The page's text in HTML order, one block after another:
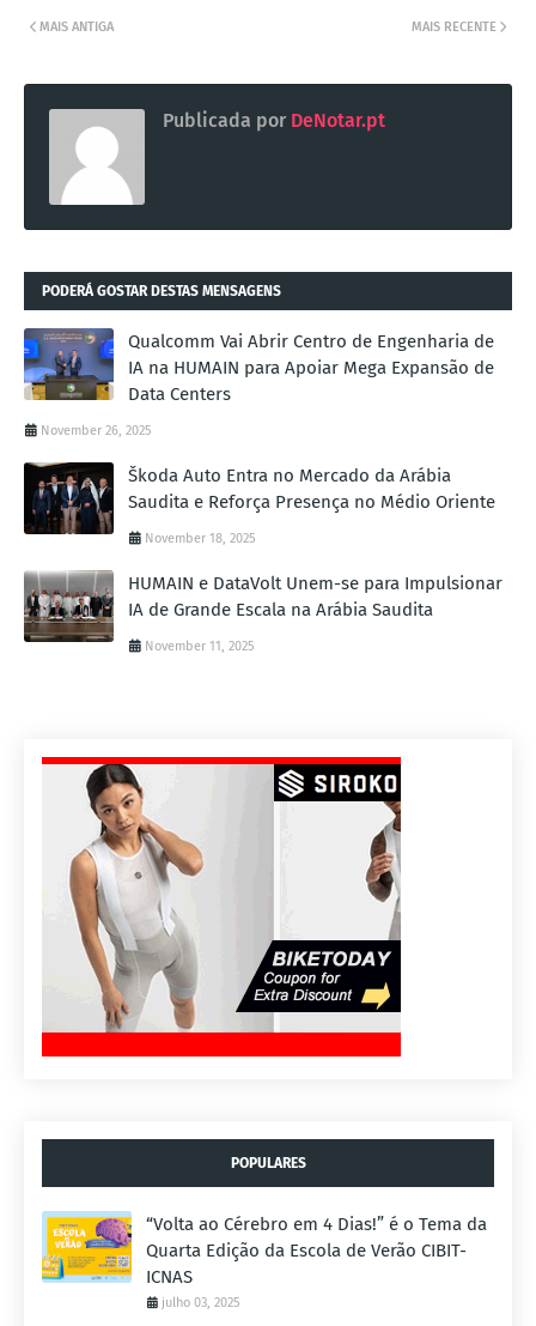
MAIS RECENTE
MAIS ANTIGA
Publicada por DeNotar.pt
PODERÁ GOSTAR DESTAS MENSAGENS
Qualcomm Vai Abrir Centro de Engenharia de
IA na HUMAIN para Apoiar Mega Expansão de
Data Centers
November 26, 2025
Škoda Auto Entra no Mercado da Arábia
Saudita e Reforça Presença no Médio Oriente
November 18, 2025
HUMAIN e DataVolt Unem-se para Impulsionar
IA de Grande Escala na Arábia Saudita
November 11, 2025
POPULARES
“Volta ao Cérebro em 4 Dias!” é o Tema da
Quarta Edição da Escola de Verão CIBIT-
ICNAS
julho 03, 2025